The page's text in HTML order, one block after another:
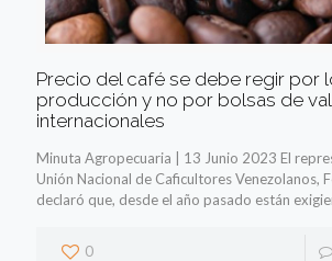
Precio del café se debe regir por
producción y no por bolsas de
internacionales
Minuta Agropecuaria | 13 Junio 2023 El
Unión Nacional de Caficultores Venezolanos,
declaró que, desde el año pasado están
0